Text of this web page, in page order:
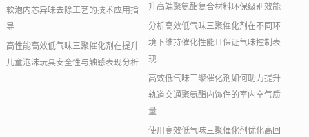
软泡内芯异味去除工艺的技术应用指
导
高性能高效低气味三聚催化剂在提升
儿童泡沫玩具安全性与触感表现分析
升高端聚氨酯复合材料环保级别效能
分析高效低气味三聚催化剂在不同环
境下维持催化性能且保证气味控制表
现
高效低气味三聚催化剂如何助力提升
轨道交通聚氨酯内饰件的室内空气质
量
使用高效低气味三聚催化剂优化高回